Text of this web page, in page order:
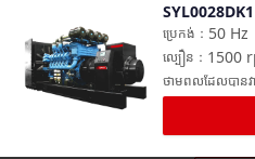
SYL0028DK1
50 Hz
ប្រេកង់ ：
1500
ល្បឿន ：
ថាមពលដែលបានវ